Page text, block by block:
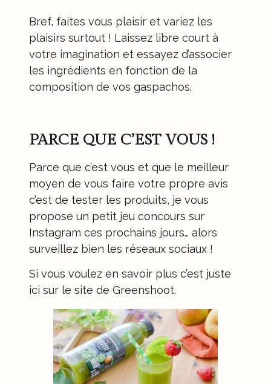
Bref, faites vous plaisir et variez les
plaisirs surtout ! Laissez libre court à
votre imagination et essayez d’associer
les ingrédients en fonction de la
composition de vos gaspachos.
PARCE QUE C’EST VOUS !
Parce que c’est vous et que le meilleur
moyen de vous faire votre propre avis
c’est de tester les produits, je vous
propose un petit jeu concours sur
Instagram ces prochains jours… alors
surveillez bien les réseaux sociaux !
Si vous voulez en savoir plus c’est juste
ici sur le site de Greenshoot.